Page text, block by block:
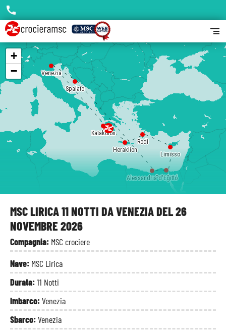
MSC LIRICA 11 NOTTI DA VENEZIA DEL 26
NOVEMBRE 2026
Compagnia: MSC crociere
Nave: MSC Lirica
Durata:11 Notti
Imbarco:Venezia
Sbarco:Venezia
Venezia
Katakolon
Heraklion
Rodi
Limisso
Port Said
Alessandria d'Egitto
Spalato
+
−
call
segment